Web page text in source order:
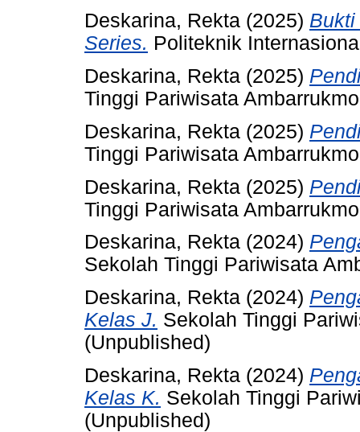
Deskarina, Rekta (2025) Bukti
Series. Politeknik
Deskarina, Rekta (2025)
Tinggi Pariwisata
Deskarina, Rekta (2025)
Tinggi Pariwisata
Deskarina, Rekta (2025)
Tinggi Pariwisata
Deskarina, Rekta (2024)
Sekolah Tinggi Pariwisata
Deskarina, Rekta (2024)
Kelas J. Sekolah Tinggi
(Unpublished)
Deskarina, Rekta (2024)
Kelas K. Sekolah Tinggi
(Unpublished)